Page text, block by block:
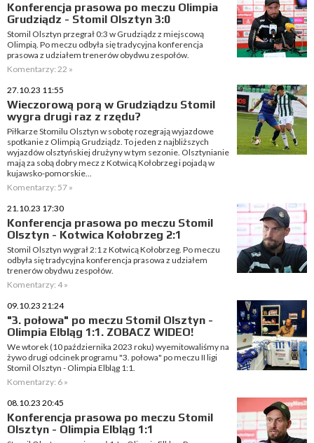
Konferencja prasowa po meczu Olimpia
Grudziądz - Stomil Olsztyn 3:0
Stomil Olsztyn przegrał 0:3 w Grudziądz z miejscową
Olimpią. Po meczu odbyła się tradycyjna konferencja
prasowa z udziałem trenerów obydwu zespołów.
Komentarzy: 22 »
27.10.23 11:55
Wieczorową porą w Grudziądzu Stomil
wygra drugi raz z rzędu?
Piłkarze Stomilu Olsztyn w sobotę rozegrają wyjazdowe
spotkanie z Olimpią Grudziądz. To jeden z najbliższych
wyjazdów olsztyńskiej drużyny w tym sezonie. Olsztynianie
mają za sobą dobry mecz z Kotwicą Kołobrzeg i pojadą w
kujawsko-pomorskie...
Komentarzy: 57 »
21.10.23 17:30
Konferencja prasowa po meczu Stomil
Olsztyn - Kotwica Kołobrzeg 2:1
Stomil Olsztyn wygrał 2:1 z Kotwicą Kołobrzeg. Po meczu
odbyła się tradycyjna konferencja prasowa z udziałem
trenerów obydwu zespołów.
Komentarzy: 4 »
09.10.23 21:24
"3. połowa" po meczu Stomil Olsztyn -
Olimpia Elbląg 1:1. ZOBACZ WIDEO!
We wtorek (10 października 2023 roku) wyemitowaliśmy na
żywo drugi odcinek programu "3. połowa" po meczu II ligi
Stomil Olsztyn - Olimpia Elbląg 1:1.
Komentarzy: 6 »
08.10.23 20:45
Konferencja prasowa po meczu Stomil
Olsztyn - Olimpia Elbląg 1:1